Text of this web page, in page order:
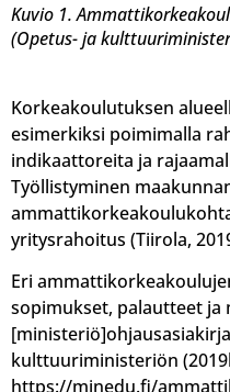
Kuvio 1.
(Opetus- ja
Korkeakoulutuksen
esimerkiksi poimimalla
indikaattoreita ja
Työllistyminen
yritysrahoitus (Tiirola,
Eri
sopimukset, palautteet ja
kulttuuriministeriön
https://minedu.fi/